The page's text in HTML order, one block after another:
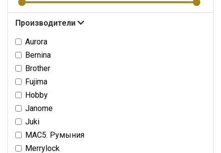
Производители
Aurora
Bernina
Brother
Fujima
Hobby
Janome
Juki
MAC5. Румыния
Merrylock